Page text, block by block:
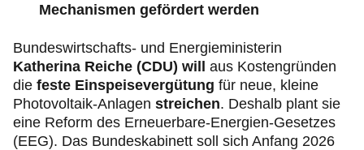
Mechanismen gefördert werden
Bundeswirtschafts- und Energieministerin
Katherina Reiche (CDU) will aus Kostengründen
die feste Einspeisevergütung für neue, kleine
Photovoltaik-Anlagen streichen. Deshalb plant sie
eine Reform des Erneuerbare-Energien-Gesetzes
(EEG). Das Bundeskabinett soll sich Anfang 2026